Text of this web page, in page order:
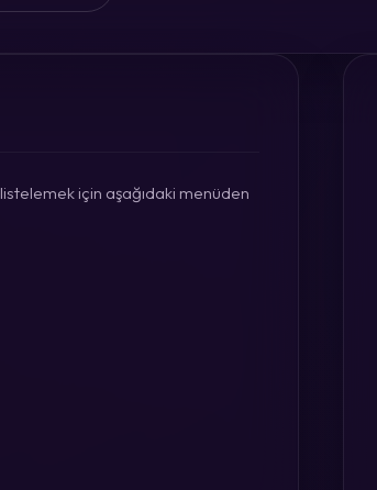
için aşağıdaki menüden